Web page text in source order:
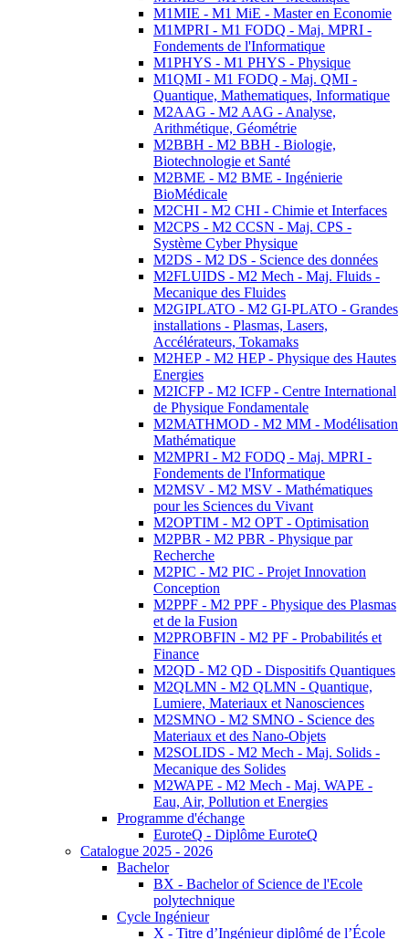
M1MIE - M1 MiE - Master en Economie
M1MPRI - M1 FODQ - Maj. MPRI -
Fondements de l'Informatique
M1PHYS - M1 PHYS - Physique
M1QMI - M1 FODQ - Maj. QMI -
Quantique, Mathematiques, Informatique
M2AAG - M2 AAG - Analyse,
Arithmétique, Géométrie
M2BBH - M2 BBH - Biologie,
Biotechnologie et Santé
M2BME - M2 BME - Ingénierie
BioMédicale
M2CHI - M2 CHI - Chimie et Interfaces
M2CPS - M2 CCSN - Maj. CPS -
Système Cyber Physique
M2DS - M2 DS - Science des données
M2FLUIDS - M2 Mech - Maj. Fluids -
Mecanique des Fluides
M2GIPLATO - M2 GI-PLATO - Grandes
installations - Plasmas, Lasers,
Accélérateurs, Tokamaks
M2HEP - M2 HEP - Physique des Hautes
Energies
M2ICFP - M2 ICFP - Centre International
de Physique Fondamentale
M2MATHMOD - M2 MM - Modélisation
Mathématique
M2MPRI - M2 FODQ - Maj. MPRI -
Fondements de l'Informatique
M2MSV - M2 MSV - Mathématiques
pour les Sciences du Vivant
M2OPTIM - M2 OPT - Optimisation
M2PBR - M2 PBR - Physique par
Recherche
M2PIC - M2 PIC - Projet Innovation
Conception
M2PPF - M2 PPF - Physique des Plasmas
et de la Fusion
M2PROBFIN - M2 PF - Probabilités et
Finance
M2QD - M2 QD - Dispositifs Quantiques
M2QLMN - M2 QLMN - Quantique,
Lumiere, Materiaux et Nanosciences
M2SMNO - M2 SMNO - Science des
Materiaux et des Nano-Objets
M2SOLIDS - M2 Mech - Maj. Solids -
Mecanique des Solides
M2WAPE - M2 Mech - Maj. WAPE -
Eau, Air, Pollution et Energies
Programme d'échange
EuroteQ - Diplôme EuroteQ
Catalogue 2025 - 2026
Bachelor
BX - Bachelor of Science de l'Ecole
polytechnique
Cycle Ingénieur
X - Titre d’Ingénieur diplômé de l’École